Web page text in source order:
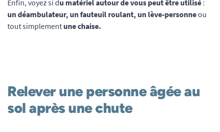
Enfin, voyez si du matériel autour de vous peut être utilisé :
un déambulateur, un fauteuil roulant, un lève-personneou
tout simplement une chaise.
Relever une personne âgée au
sol après une chute